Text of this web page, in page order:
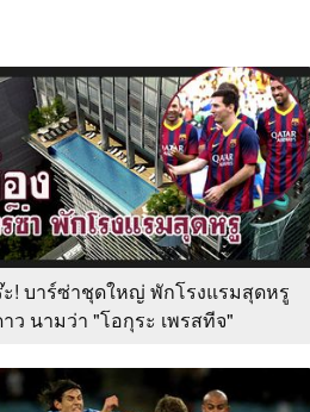
! บาร์ซ่าชุดใหญ่ พักโรงแรมสุดหรู
ว นามว่า "โอกุระ เพรสทีจ"